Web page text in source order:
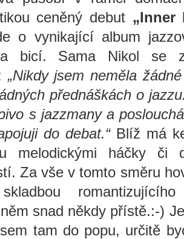
ceněný debut „Inner
o vynikající album
a bicí. Sama Nikol se
„Nikdy jsem neměla
přednáškách o
s jazzmany a
do debat.“Blíž má
melodickými háčky či
Za vše v tomto směru
snad někdy přístě.:-)
tam do popu, určitě